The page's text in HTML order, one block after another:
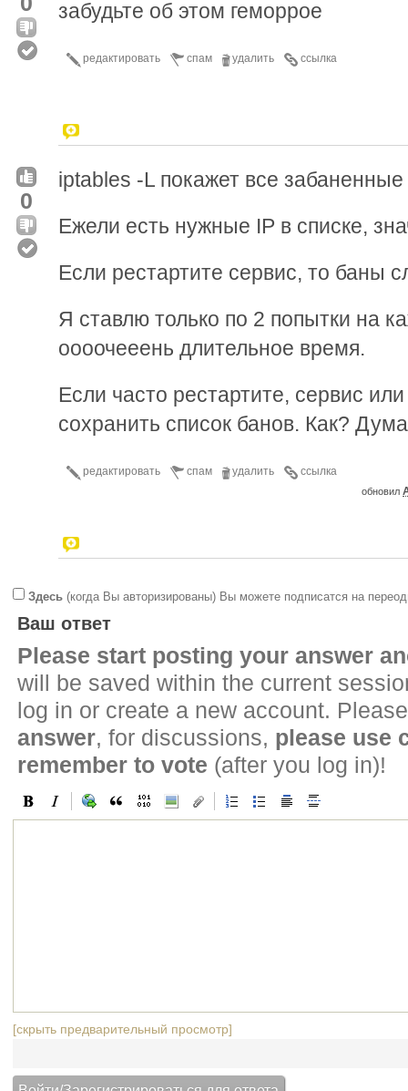
забудьте об этом геморрое
ссылка
удалить
спам
редактировать
0
iptables -L покажет все забаненные
Ежели есть нужные IP в списке,
Если рестартите сервис, то баны
Я ставлю только по 2 попытки на
оооочееень длительное время.
Если часто рестартите, сервис
сохранить список банов. Как?
ссылка
удалить
спам
редактировать
обновил
Здесь (когда Вы авторизированы) Вы можете подписатся на
Ваш ответ
Please start posting your answer
will be saved within the current
log in or create a new account.
answer, for discussions, please use
remember to vote (after you log in)!
[скрыть предварительный просмотр]